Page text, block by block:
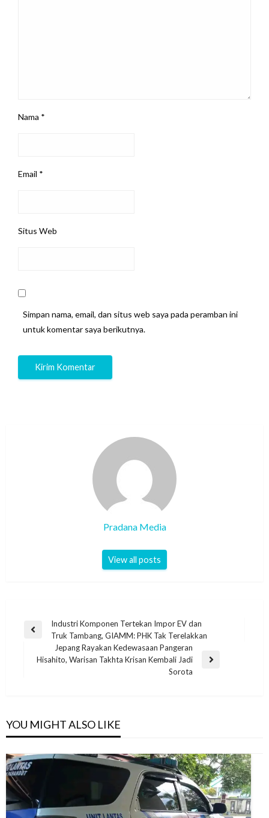
Nama *
Email *
Situs Web
Simpan nama, email, dan situs web saya pada peramban ini
untuk komentar saya berikutnya.
Pradana Media
View all posts
Industri Komponen Tertekan Impor EV dan
Truk Tambang, GIAMM: PHK Tak Terelakkan
Jepang Rayakan Kedewasaan Pangeran
Hisahito, Warisan Takhta Krisan Kembali Jadi
Sorota
YOU MIGHT ALSO LIKE